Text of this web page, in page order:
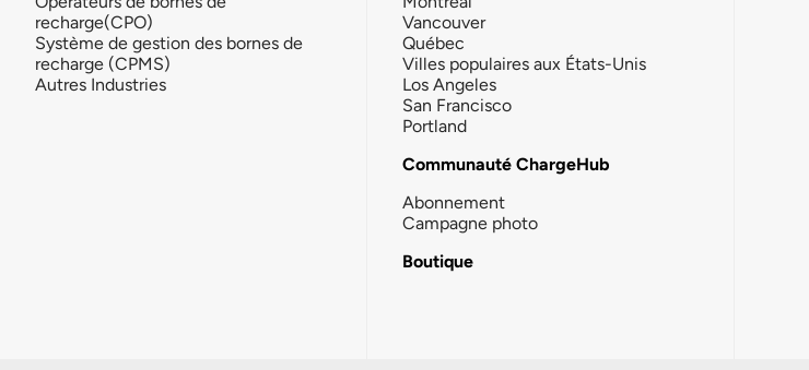
recharge(CPO)
Système de gestion des bornes de
recharge (CPMS)
Autres Industries
Vancouver
Québec
Villes populaires aux États-Unis
Los Angeles
San Francisco
Portland
Communauté ChargeHub
Abonnement
Campagne photo
Boutique